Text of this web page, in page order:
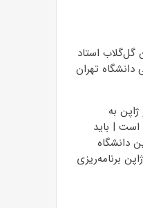
گل‌گلاب استاد
تهران
به
است | باید
دانشگاه
برنامه‌ریزی